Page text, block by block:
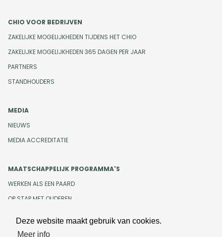
Deze website maakt gebruik van cookies.
Meer info
CHIO VOOR BEDRIJVEN
ZAKELIJKE MOGELIJKHEDEN TIJDENS HET CHIO
ZAKELIJKE MOGELIJKHEDEN 365 DAGEN PER JAAR
PARTNERS
STANDHOUDERS
MEDIA
NIEUWS
MEDIA ACCREDITATIE
MAATSCHAPPELIJK PROGRAMMA'S
WERKEN ALS EEN PAARD
OP STAP MET OUDEREN